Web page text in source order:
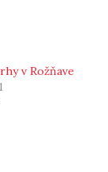
v Rožňave